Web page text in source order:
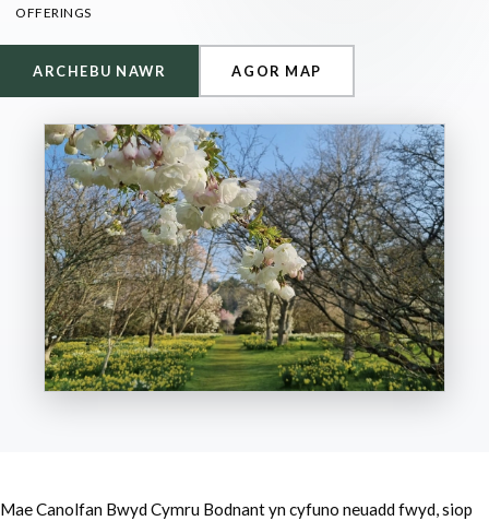
OFFERINGS
ARCHEBU NAWR AGOR MAP
Mae Canolfan Bwyd Cymru Bodnant yn cyfuno neuadd fwyd, siop